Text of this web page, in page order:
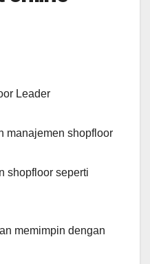
Leader
manajemen shopfloor
shopfloor seperti
memimpin dengan